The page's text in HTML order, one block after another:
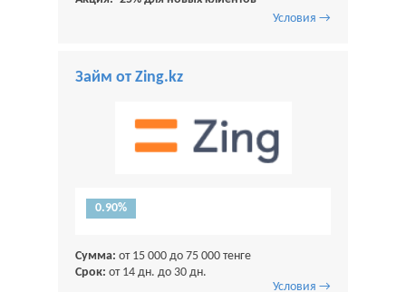
Условия →
Займ от Zing.kz
0.90%
Сумма: от 15 000 до 75 000 тенге
Срок: от 14 дн. до 30 дн.
Условия →